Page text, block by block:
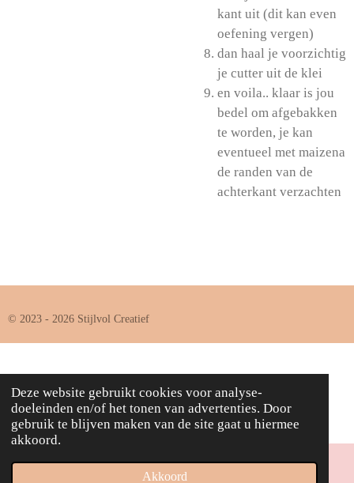
Deze website gebruikt cookies voor analyse-
doeleinden en/of het tonen van advertenties. Door
gebruik te blijven maken van de site gaat u hiermee
akkoord.
Akkoord
kant uit (dit kan even
oefening vergen)
dan haal je voorzichtig
je cutter uit de klei
en voila.. klaar is jou
bedel om afgebakken
te worden, je kan
eventueel met maizena
de randen van de
achterkant verzachten
© 2023 - 2026 Stijlvol Creatief